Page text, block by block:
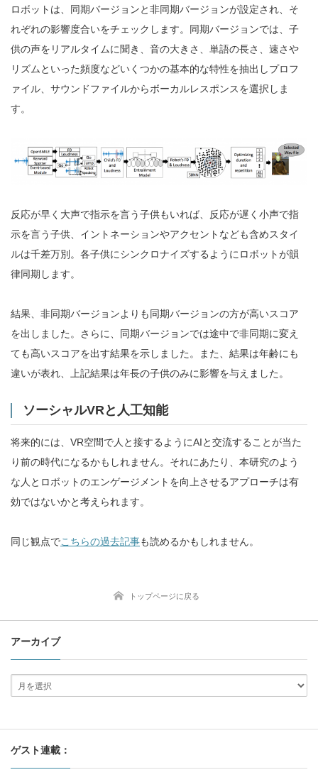
ロボットは、同期バージョンと非同期バージョンが設定され、そ
れぞれの影響度合いをチェックします。同期バージョンでは、子
供の声をリアルタイムに聞き、音の大きさ、単語の長さ、速さや
リズムといった頻度などいくつかの基本的な特性を抽出しプロフ
ァイル、サウンドファイルからボーカルレスポンスを選択しま
す。
反応が早く大声で指示を言う子供もいれば、反応が遅く小声で指
示を言う子供、イントネーションやアクセントなども含めスタイ
ルは千差万別。各子供にシンクロナイズするようにロボットが韻
律同期します。
結果、非同期バージョンよりも同期バージョンの方が高いスコア
を出しました。さらに、同期バージョンでは途中で非同期に変え
ても高いスコアを出す結果を示しました。また、結果は年齢にも
違いが表れ、上記結果は年長の子供のみに影響を与えました。
ソーシャルVRと人工知能
将来的には、VR空間で人と接するようにAIと交流することが当た
り前の時代になるかもしれません。それにあたり、本研究のよう
な人とロボットのエンゲージメントを向上させるアプローチは有
効ではないかと考えられます。
同じ観点でこちらの過去記事も読めるかもしれません。
トップページに戻る
アーカイブ
ゲスト連載：